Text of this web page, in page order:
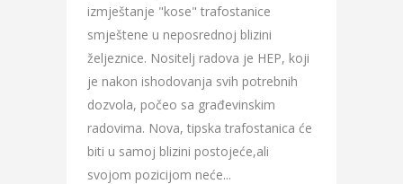
izmještanje "kose" trafostanice
smještene u neposrednoj blizini
željeznice. Nositelj radova je HEP, koji
je nakon ishodovanja svih potrebnih
dozvola, počeo sa građevinskim
radovima. Nova, tipska trafostanica će
biti u samoj blizini postojeće,ali
svojom pozicijom neće...